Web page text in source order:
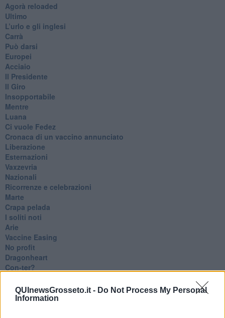
QUInewsGrosseto.it - Do Not Process My Personal
Information
​Agorà reloaded
Ultimo
​L’urlo e gli inglesi
Carrà
Può darsi
Europei
Acciaio
Il Presidente
​Il Giro
Insopportabile
​Mentre
Luana
​Ci vuole Fedez
​Cronaca di un vaccino annunciato
​Liberazione
Esternazioni
Vaxzevria
Nazionali
​Ricorrenze e celebrazioni
Marte
​Crapa pelada
​I soliti noti
Arie
​Vaccine Easing
No profit
Dragonheart
Con-ter?
Coincidenze e crisi
L'amico